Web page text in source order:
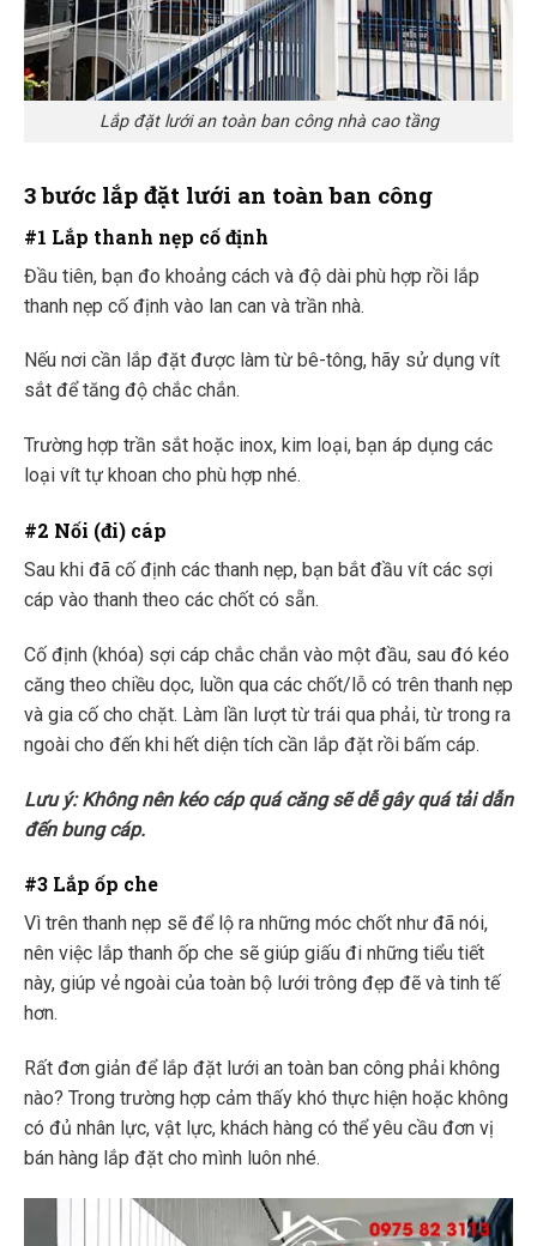
Lắp đặt lưới an toàn ban công nhà cao tầng
3 bước lắp đặt lưới an toàn ban công
#1 Lắp thanh nẹp cố định
Đầu tiên, bạn đo khoảng cách và độ dài phù hợp rồi lắp
thanh nẹp cố định vào lan can và trần nhà.
Nếu nơi cần lắp đặt được làm từ bê-tông, hãy sử dụng vít
sắt để tăng độ chắc chắn.
Trường hợp trần sắt hoặc inox, kim loại, bạn áp dụng các
loại vít tự khoan cho phù hợp nhé.
#2 Nối (đi) cáp
Sau khi đã cố định các thanh nẹp, bạn bắt đầu vít các sợi
cáp vào thanh theo các chốt có sẵn.
Cố định (khóa) sợi cáp chắc chắn vào một đầu, sau đó kéo
căng theo chiều dọc, luồn qua các chốt/lỗ có trên thanh nẹp
và gia cố cho chặt. Làm lần lượt từ trái qua phải, từ trong ra
ngoài cho đến khi hết diện tích cần lắp đặt rồi bấm cáp.
Lưu ý: Không nên kéo cáp quá căng sẽ dễ gây quá tải dẫn
đến bung cáp.
#3 Lắp ốp che
Vì trên thanh nẹp sẽ để lộ ra những móc chốt như đã nói,
nên việc lắp thanh ốp che sẽ giúp giấu đi những tiểu tiết
này, giúp vẻ ngoài của toàn bộ lưới trông đẹp đẽ và tinh tế
hơn.
Rất đơn giản để lắp đặt lưới an toàn ban công phải không
nào? Trong trường hợp cảm thấy khó thực hiện hoặc không
có đủ nhân lực, vật lực, khách hàng có thể yêu cầu đơn vị
bán hàng lắp đặt cho mình luôn nhé.